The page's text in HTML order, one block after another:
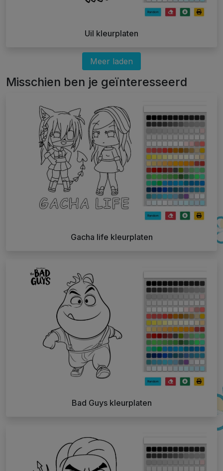
Uil kleurplaten
Meer laden
Misschien ben je geïnteresseerd
Gacha life kleurplaten
Bad Guys kleurplaten